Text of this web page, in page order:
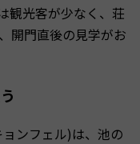
観光客が少なく、荘
開門直後の見学がお
ンフェル)は、池の